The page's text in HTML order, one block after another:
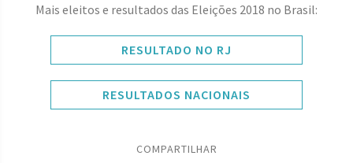
Mais eleitos e resultados das Eleições 2018 no Brasil:
RESULTADO NO RJ
RESULTADOS NACIONAIS
COMPARTILHAR